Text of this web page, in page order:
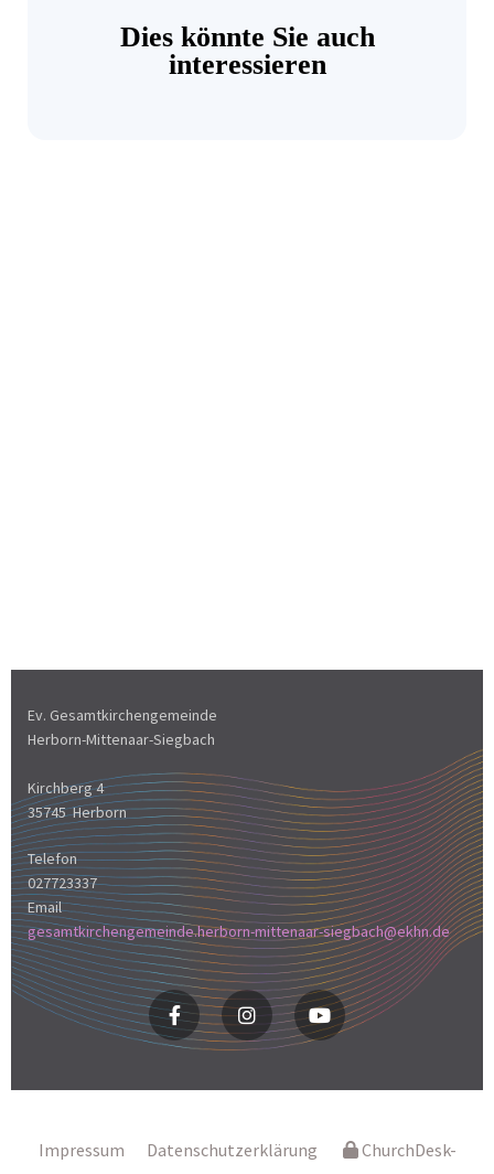
Dies könnte Sie auch
interessieren
Ev. Gesamtkirchengemeinde
Herborn-Mittenaar-Siegbach
Kirchberg 4
35745 Herborn
Telefon
027723337
Email
gesamtkirchengemeinde.herborn-mittenaar-siegbach@ekhn.de
Impressum Datenschutzerklärung
ChurchDesk-